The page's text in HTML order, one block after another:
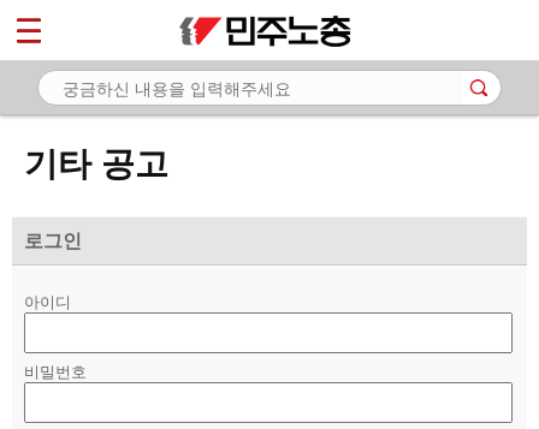
기타 공고
로그인
아이디
비밀번호
마이페이지
소개
- 공지사항
- 성명·보도
자료